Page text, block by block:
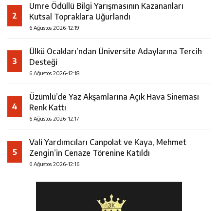
2
Umre Ödüllü Bilgi Yarışmasının Kazananları
Kutsal Topraklara Uğurlandı
6 Ağustos 2026-12:19
3
Ülkü Ocakları’ndan Üniversite Adaylarına Tercih
Desteği
6 Ağustos 2026-12:18
4
Üzümlü’de Yaz Akşamlarına Açık Hava Sineması
Renk Kattı
6 Ağustos 2026-12:17
5
Vali Yardımcıları Canpolat ve Kaya, Mehmet
Zengin’in Cenaze Törenine Katıldı
6 Ağustos 2026-12:16